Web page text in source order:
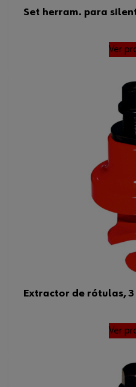
Set herram. para
Ver
Extractor de rótulas, 3
Ver